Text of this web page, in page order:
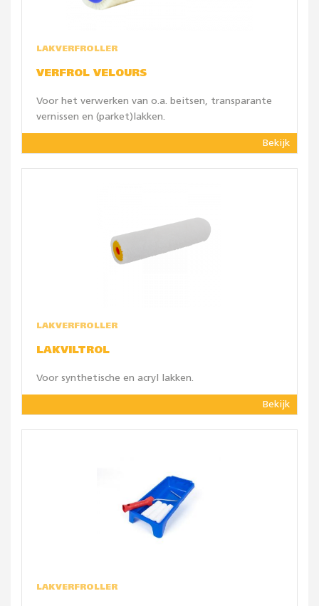
LAKVERFROLLER
VERFROL VELOURS
Voor het verwerken van o.a. beitsen, transparante
vernissen en (parket)lakken.
Bekijk
LAKVERFROLLER
LAKVILTROL
Voor synthetische en acryl lakken.
Bekijk
LAKVERFROLLER